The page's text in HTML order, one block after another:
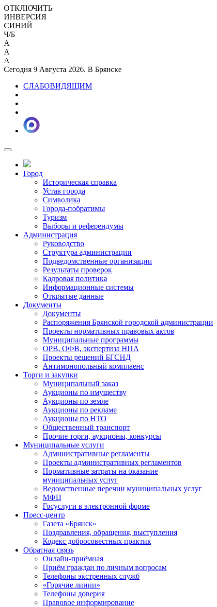
ОТКЛЮЧИТЬ
ИНВЕРСИЯ
СИНИЙ
Ч/Б
A
A
A
Сегодня 9 Августа 2026. В Брянске
СЛАБОВИДЯЩИМ
Город
Историческая справка
Устав города
Символика
Города-побратимы
Туризм
Выборы и референдумы
Администрация
Руководство
Структура администрации
Подведомственные организации
Результаты проверок
Кадровая политика
Информационные системы
Открытые данные
Документы
Документы
Распоряжения Брянской городской администрации
Проекты нормативных правовых актов
Муниципальные программы
ОРВ, ОФВ, экспертиза НПА
Проекты решений БГСНД
Антимонопольный комплаенс
Торги и закупки
Муниципальный заказ
Аукционы по имуществу
Аукционы по земле
Аукционы по рекламе
Аукционы по НТО
Общественный транспорт
Прочие торги, аукционы, конкурсы
Муниципальные услуги
Административные регламенты
Проекты административных регламентов
Нормативные затраты на оказание
муниципальных услуг
Ведомственные перечни муниципальных услуг
МФЦ
Госуслуги в электронной форме
Пресс-центр
Газета «Брянск»
Поздравления, обращения, выступления
Кодекс добросовестных практик
Обратная связь
Онлайн-приёмная
Приём граждан по личным вопросам
Телефоны экстренных служб
«Горячие линии»
Телефоны доверия
Правовое информирование